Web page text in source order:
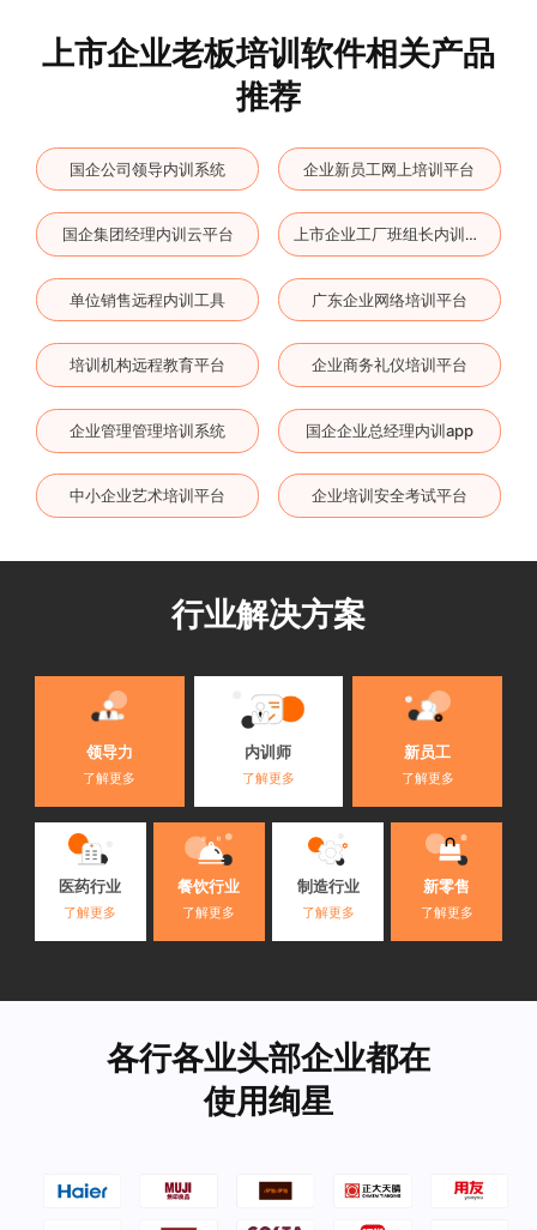
上市企业老板培训软件相关产品
推荐
国企公司领导内训系统 企业新员工网上培训平台
国企集团经理内训云平台 上市企业工厂班组长内训软件
单位销售远程内训工具 广东企业网络培训平台
培训机构远程教育平台 企业商务礼仪培训平台
企业管理管理培训系统 国企企业总经理内训app
中小企业艺术培训平台 企业培训安全考试平台
行业解决方案
领导力
了解更多
内训师
了解更多
新员工
了解更多
医药行业
了解更多
餐饮行业
了解更多
制造行业
了解更多
新零售
了解更多
各行各业头部企业都在
使用绚星